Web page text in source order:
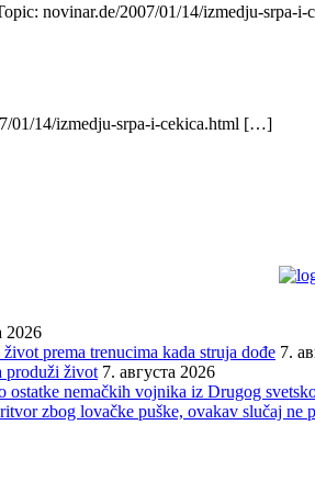
novinar.de/2007/01/14/izmedju-srpa-
01/14/izmedju-srpa-i-cekica.html […]
2026
prema trenucima kada struja dođe 7.
produži život 7. августа 2026
nemačkih vojnika iz Drugog
zbog lovačke puške, ovakav slučaj ne